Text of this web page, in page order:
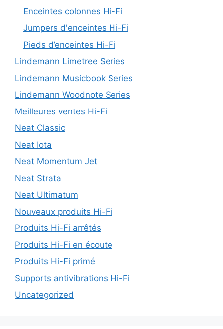
Enceintes colonnes Hi-Fi
Jumpers d'enceintes Hi-Fi
Pieds d’enceintes Hi-Fi
Lindemann Limetree Series
Lindemann Musicbook Series
Lindemann Woodnote Series
Meilleures ventes Hi-Fi
Neat Classic
Neat Iota
Neat Momentum Jet
Neat Strata
Neat Ultimatum
Nouveaux produits Hi-Fi
Produits Hi-Fi arrêtés
Produits Hi-Fi en écoute
Produits Hi-Fi primé
Supports antivibrations Hi-Fi
Uncategorized